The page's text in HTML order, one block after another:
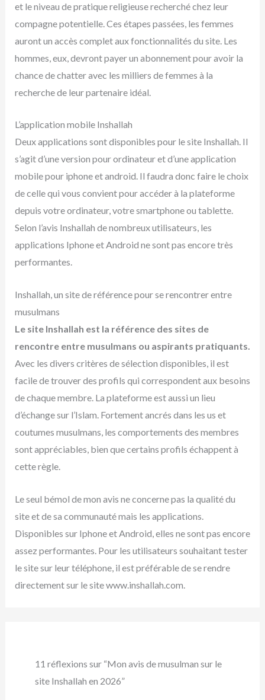
et le niveau de pratique religieuse recherché chez leur
compagne potentielle. Ces étapes passées, les femmes
auront un accès complet aux fonctionnalités du site. Les
hommes, eux, devront payer un abonnement pour avoir la
chance de chatter avec les milliers de femmes à la
recherche de leur partenaire idéal.
L’application mobile Inshallah
Deux applications sont disponibles pour le site Inshallah. Il
s’agit d’une version pour ordinateur et d’une application
mobile pour iphone et android. Il faudra donc faire le choix
de celle qui vous convient pour accéder à la plateforme
depuis votre ordinateur, votre smartphone ou tablette.
Selon l’avis Inshallah de nombreux utilisateurs, les
applications Iphone et Android ne sont pas encore très
performantes.
Inshallah, un site de référence pour se rencontrer entre
musulmans
Le site Inshallah est la référence des sites de
rencontre entre musulmans ou aspirants pratiquants.
Avec les divers critères de sélection disponibles, il est
facile de trouver des profils qui correspondent aux besoins
de chaque membre. La plateforme est aussi un lieu
d’échange sur l’Islam. Fortement ancrés dans les us et
coutumes musulmans, les comportements des membres
sont appréciables, bien que certains profils échappent à
cette règle.
Le seul bémol de mon avis ne concerne pas la qualité du
site et de sa communauté mais les applications.
Disponibles sur Iphone et Android, elles ne sont pas encore
assez performantes. Pour les utilisateurs souhaitant tester
le site sur leur téléphone, il est préférable de se rendre
directement sur le site www.inshallah.com.
11 réflexions sur “Mon avis de musulman sur le
site Inshallah en 2026”